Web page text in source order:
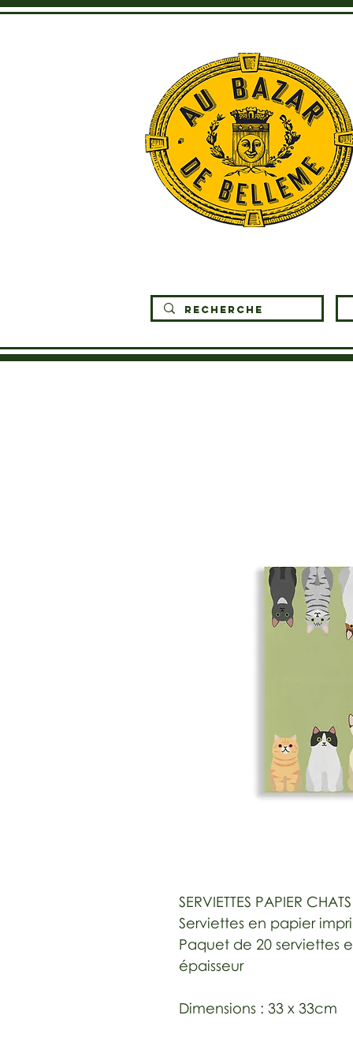
SERVIETTES PAPIER CHATS
Serviettes en papier
Paquet de 20 serviettes
épaisseur
Dimensions : 33 x 33cm